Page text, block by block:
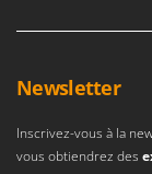
Newsletter
Inscrivez-vous à la
vous obtiendrez des